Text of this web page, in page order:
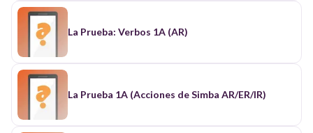
La Prueba: Verbos 1A (AR)
La Prueba 1A (Acciones de Simba AR/ER/IR)